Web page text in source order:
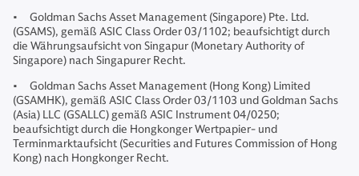
• Goldman Sachs Asset Management (Singapore) Pte. Ltd.
(GSAMS), gemäß ASIC Class Order 03/1102; beaufsichtigt durch
die Währungsaufsicht von Singapur (Monetary Authority of
Singapore) nach Singapurer Recht.
• Goldman Sachs Asset Management (Hong Kong) Limited
(GSAMHK), gemäß ASIC Class Order 03/1103 und Goldman Sachs
(Asia) LLC (GSALLC) gemäß ASIC Instrument 04/0250;
beaufsichtigt durch die Hongkonger Wertpapier- und
Terminmarktaufsicht (Securities and Futures Commission of Hong
Kong) nach Hongkonger Recht.